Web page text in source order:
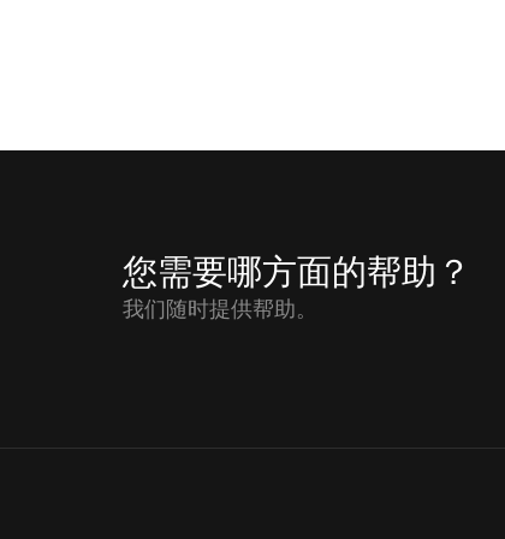
您需要哪方面的帮助？
我们随时提供帮助。